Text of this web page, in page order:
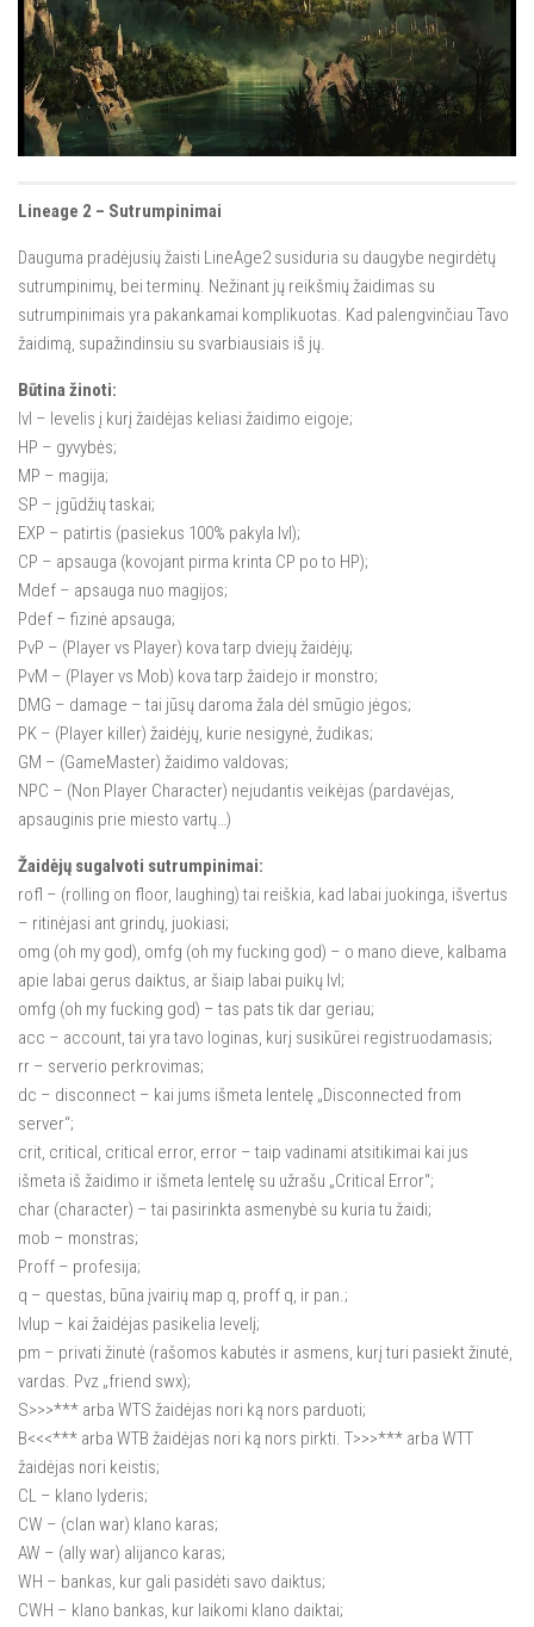
Istorija
Lineage Eternal
Galerija
Lineage 2 – Sutrumpinimai
Dauguma pradėjusių žaisti LineAge2 susiduria su daugybe negirdėtų
sutrumpinimų, bei terminų. Nežinant jų reikšmių žaidimas su
sutrumpinimais yra pakankamai komplikuotas. Kad palengvinčiau Tavo
žaidimą, supažindinsiu su svarbiausiais iš jų.
Būtina žinoti:
lvl – levelis į kurį žaidėjas keliasi žaidimo eigoje;
HP – gyvybės;
MP – magija;
SP – įgūdžių taskai;
EXP – patirtis (pasiekus 100% pakyla lvl);
CP – apsauga (kovojant pirma krinta CP po to HP);
Mdef – apsauga nuo magijos;
Pdef – fizinė apsauga;
PvP – (Player vs Player) kova tarp dviejų žaidėjų;
PvM – (Player vs Mob) kova tarp žaidejo ir monstro;
DMG – damage – tai jūsų daroma žala dėl smūgio jėgos;
PK – (Player killer) žaidėjų, kurie nesigynė, žudikas;
GM – (GameMaster) žaidimo valdovas;
NPC – (Non Player Character) nejudantis veikėjas (pardavėjas,
apsauginis prie miesto vartų…)
Žaidėjų sugalvoti sutrumpinimai:
rofl – (rolling on floor, laughing) tai reiškia, kad labai juokinga, išvertus
– ritinėjasi ant grindų, juokiasi;
omg (oh my god), omfg (oh my fucking god) – o mano dieve, kalbama
apie labai gerus daiktus, ar šiaip labai puikų lvl;
omfg (oh my fucking god) – tas pats tik dar geriau;
acc – account, tai yra tavo loginas, kurį susikūrei registruodamasis;
rr – serverio perkrovimas;
dc – disconnect – kai jums išmeta lentelę „Disconnected from
server“;
crit, critical, critical error, error – taip vadinami atsitikimai kai jus
išmeta iš žaidimo ir išmeta lentelę su užrašu „Critical Error“;
char (character) – tai pasirinkta asmenybė su kuria tu žaidi;
mob – monstras;
Proff – profesija;
q – questas, būna įvairių map q, proff q, ir pan.;
lvlup – kai žaidėjas pasikelia levelį;
pm – privati žinutė (rašomos kabutės ir asmens, kurį turi pasiekt žinutė,
vardas. Pvz „friend swx);
S>>>*** arba WTS žaidėjas nori ką nors parduoti;
B<<<*** arba WTB žaidėjas nori ką nors pirkti. T>>>*** arba WTT
žaidėjas nori keistis;
CL – klano lyderis;
CW – (clan war) klano karas;
AW – (ally war) alijanco karas;
WH – bankas, kur gali pasidėti savo daiktus;
CWH – klano bankas, kur laikomi klano daiktai;